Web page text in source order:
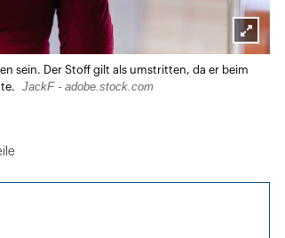
Lightbox
öffnen
sein. Der Stoff gilt als umstritten, da er beim
JackF - adobe.stock.com